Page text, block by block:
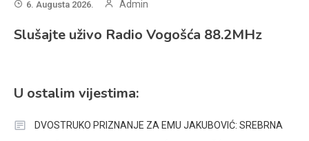
6. Augusta 2026. Admin
Slušajte uživo Radio Vogošća 88.2MHz
U ostalim vijestima:
DVOSTRUKO PRIZNANJE ZA EMU JAKUBOVIĆ: SREBRNA